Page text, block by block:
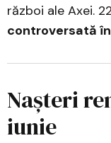
război ale Axei.
controversată
Nașteri
iunie